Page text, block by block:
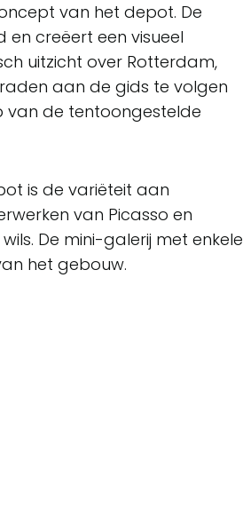
van het depot. De
creëert een visueel
uitzicht over Rotterdam,
aan de gids te volgen
van de tentoongestelde
is de variëteit aan
van Picasso en
De mini-galerij met enkele
het gebouw.